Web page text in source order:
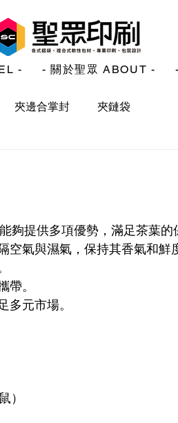
- - 關於聖眾 ABOUT -
夾邊合掌封 夾鏈袋
夠提供多項優勢，滿足茶葉的
空氣與濕氣，保持其香氣和鮮
帶。
元市場。
）